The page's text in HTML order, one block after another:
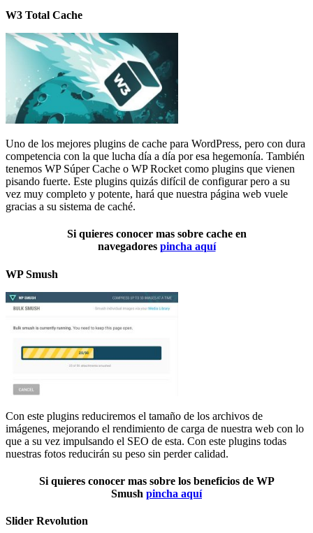
W3 Total Cache
Uno de los mejores plugins de cache para WordPress, pero con dura
competencia con la que lucha día a día por esa hegemonía. También
tenemos WP Súper Cache o WP Rocket como plugins que vienen
pisando fuerte. Este plugins quizás difícil de configurar pero a su
vez muy completo y potente, hará que nuestra página web vuele
gracias a su sistema de caché.
Si quieres conocer mas sobre cache en
navegadores pincha aquí
WP Smush
Con este plugins reduciremos el tamaño de los archivos de
imágenes, mejorando el rendimiento de carga de nuestra web con lo
que a su vez impulsando el SEO de esta. Con este plugins todas
nuestras fotos reducirán su peso sin perder calidad.
Si quieres conocer mas sobre los beneficios de WP
Smush pincha aquí
Slider Revolution